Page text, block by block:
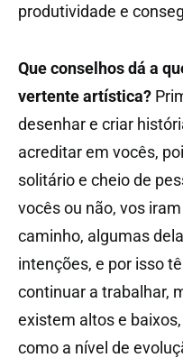
produtividade e
Que conselhos dá a
vertente artística?
desenhar e criar
acreditar em vocês,
solitário e cheio de
vocês ou não, vos
caminho, algumas
intenções, e por isso
continuar a trabalhar,
existem altos e
como a nível de